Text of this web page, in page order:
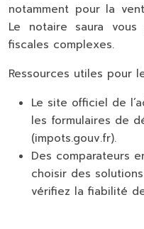
notamment pour la
Le notaire saura
fiscales complexes.
Ressources utiles pour
Le site officiel de
les formulaires de
(impots.gouv.fr).
Des comparateurs
choisir des
vérifiez la fiabilité